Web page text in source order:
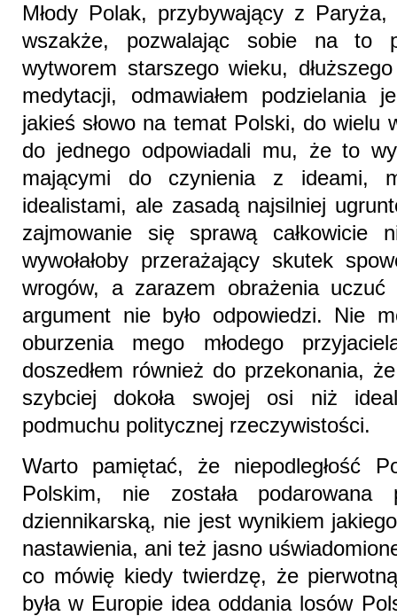
Młody Polak, przybywający z
wszakże, pozwalając sobie na to
wytworem starszego wieku,
medytacji, odmawiałem podzielania
jakieś słowo na temat Polski, do wielu
do jednego odpowiadali mu, że to
mającymi do czynienia z ideami,
idealistami, ale zasadą najsilniej
zajmowanie się sprawą całkowicie
wywołałoby przerażający skutek
wrogów, a zarazem obrażenia
argument nie było odpowiedzi. Nie
oburzenia mego młodego
doszedłem również do przekonania,
szybciej dokoła swojej osi niż
podmuchu politycznej rzeczywistości.
Warto pamiętać, że niepodległość
Polskim, nie została podarowana
dziennikarską, nie jest wynikiem
nastawienia, ani też jasno
co mówię kiedy twierdzę, że
była w Europie idea oddania losów